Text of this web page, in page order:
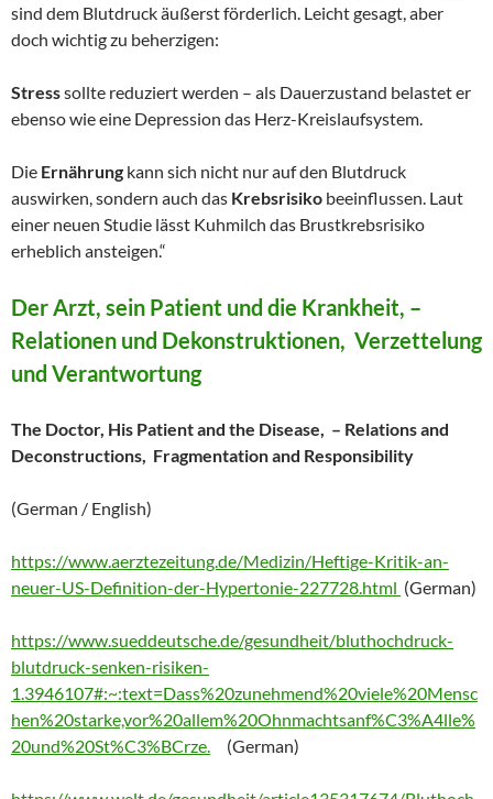
sind dem Blutdruck äußerst förderlich. Leicht gesagt, aber
doch wichtig zu beherzigen:
Stresssollte reduziert werden – als Dauerzustand belastet er
ebenso wie eine Depression das Herz-Kreislaufsystem.
Die Ernährung kann sich nicht nur auf den Blutdruck
auswirken, sondern auch das Krebsrisiko beeinflussen. Laut
einer neuen Studie lässt Kuhmilch das Brustkrebsrisiko
erheblich ansteigen.“
Der Arzt, sein Patient und die Krankheit, –
Relationen und Dekonstruktionen, Verzettelung
und Verantwortung
The Doctor, His Patient and the Disease, – Relations and
Deconstructions, Fragmentation and Responsibility
(German / English)
https://www.aerztezeitung.de/Medizin/Heftige-Kritik-an-
neuer-US-Definition-der-Hypertonie-227728.html (German)
https://www.sueddeutsche.de/gesundheit/bluthochdruck-
blutdruck-senken-risiken-
1.3946107#:~:text=Dass%20zunehmend%20viele%20Mensc
hen%20starke,vor%20allem%20Ohnmachtsanf%C3%A4lle%
20und%20St%C3%BCrze. (German)